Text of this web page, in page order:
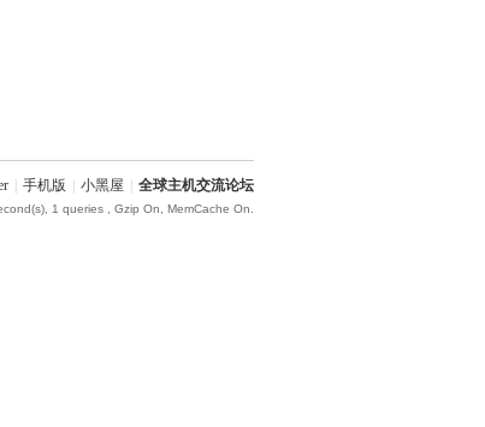
手机版 小黑屋 全球主机交流论坛
1 queries , Gzip On, MemCache On.